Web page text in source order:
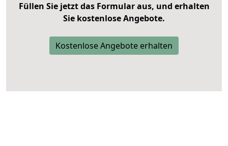
Füllen Sie jetzt das Formular aus, und erhalten
Sie kostenlose Angebote.
Kostenlose Angebote erhalten